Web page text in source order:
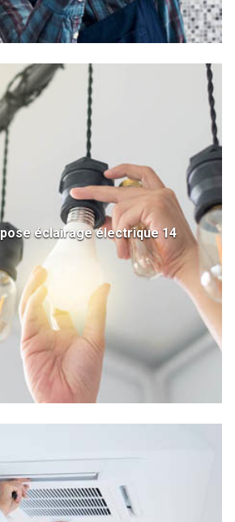
éclairage électrique 14